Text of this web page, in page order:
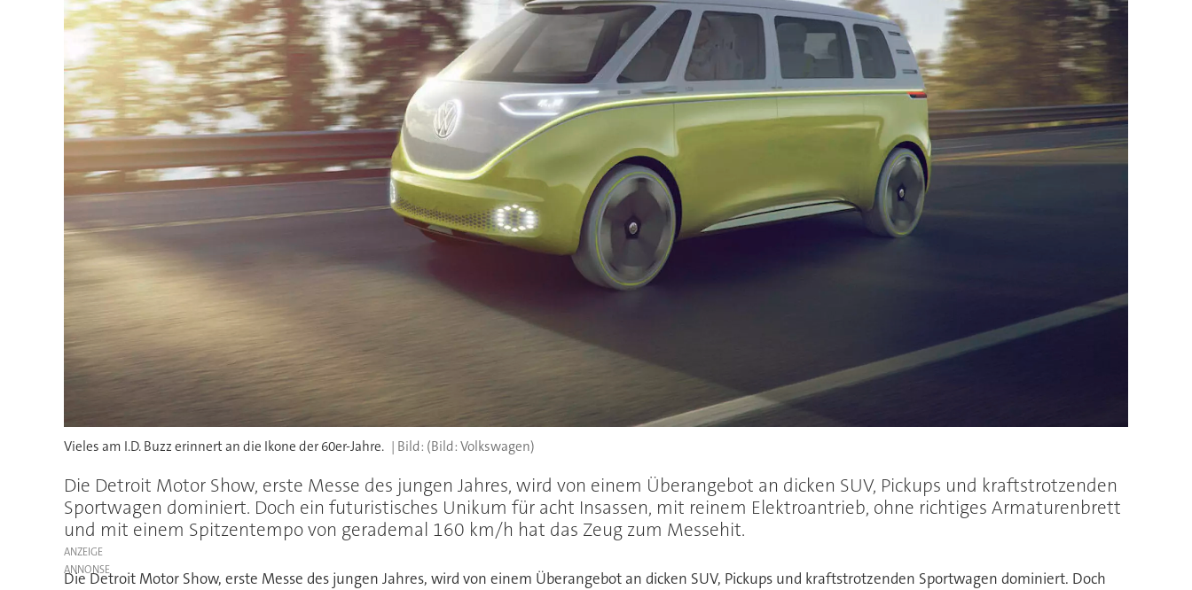
Vieles am I.D. Buzz erinnert an die Ikone der 60er-Jahre. (Bild: Volkswagen)
Die Detroit Motor Show, erste Messe des jungen Jahres, wird von einem Überangebot an dicken SUV, Pickups und kraftstrotzenden
Sportwagen dominiert. Doch ein futuristisches Unikum für acht Insassen, mit reinem Elektroantrieb, ohne richtiges Armaturenbrett
und mit einem Spitzentempo von gerademal 160 km/h hat das Zeug zum Messehit.
ANZEIGE
Die Detroit Motor Show, erste Messe des jungen Jahres, wird von einem Überangebot an dicken SUV, Pickups und kraftstrotzenden Sportwagen dominiert. Doch